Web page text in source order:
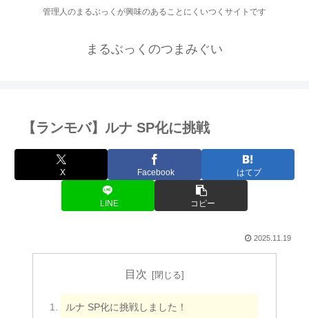
管理人のまるぶっくが興味のあることにくいつくサイトです
まるぶっくのつまみぐい
【ランモバ】ルナ SP化に挑戦
X Facebook はてブ
LINE コピー
2025.11.19
目次
ルナ SP化に挑戦しました！